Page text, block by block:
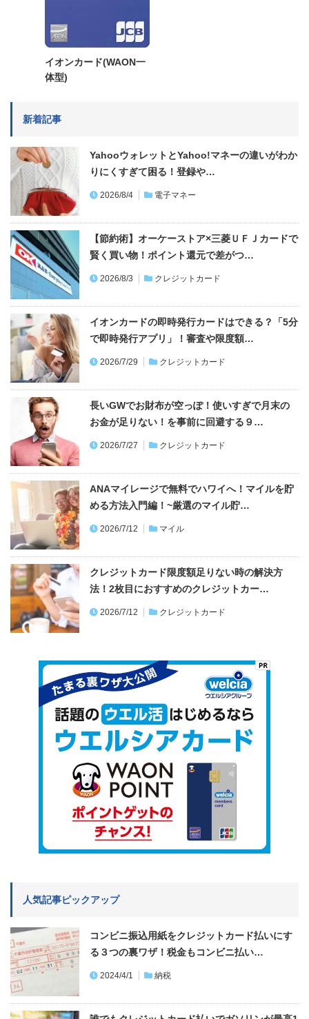
イオンカード(WAON一
体型)
新着記事
YahooウォレットとYahoo!マネーの違いがわか
りにくすぎて困る！登録や…
2026/8/4 電子マネー
【節約術】オーケーストア×三菱ＵＦＪカードで
賢く買い物！ポイント還元で差がつ…
2026/8/3 クレジットカード
イオンカードの即時発行カードはできる？「5分
で即時発行アプリ」！審査や限度額…
2026/7/29 クレジットカード
長いGWでお財布が空っぽ！使いすぎで月末の
お金が足りない！を事前に回避する９…
2026/7/27 クレジットカード
ANAマイレージで無料でハワイへ！マイルを貯
める方法入門編！~厳選のマイル貯…
2026/7/12 マイル
クレジットカード限度額足りない時の解決方
法！2枚目におすすめのクレジットカー…
2026/7/12 クレジットカード
人気記事ピックアップ
コンビニ振込用紙をクレジットカード払いにす
る３つの裏ワザ！税金もコンビニ払い…
2024/4/1 納税